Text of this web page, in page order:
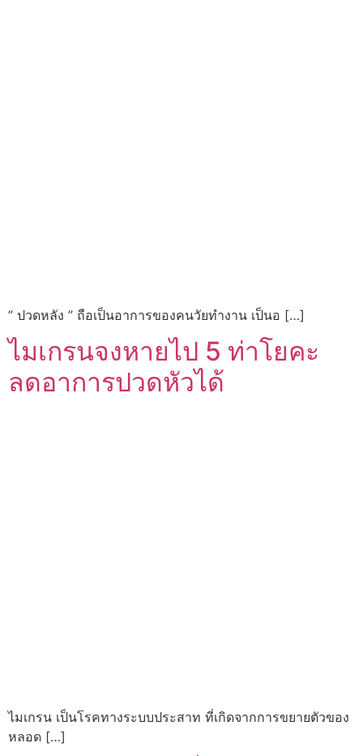
” ปวดหลัง ” ถือเป็นอาการของคนวัยทำงาน เป็นอ […]
ไมเกรนจงหายไป 5 ท่าโยคะ
ลดอาการปวดหัวได้
ไมเกรน เป็นโรคทางระบบประสาท ที่เกิดจากการขยายตัวของ
หลอด […]